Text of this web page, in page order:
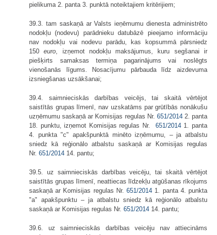
pielikuma 2. panta 3. punktā noteiktajiem kritērijiem;
39.3. tam saskaņā ar Valsts ieņēmumu dienesta administrēto
nodokļu (nodevu) parādnieku datubāzē pieejamo informāciju
nav nodokļu vai nodevu parādu, kas kopsummā pārsniedz
150
euro, izņemot nodokļu maksājumus, kuru segšanai ir
piešķirts samaksas termiņa pagarinājums vai noslēgts
vienošanās līgums. Nosacījumu pārbauda līdz aizdevuma
izsniegšanas uzsākšanai;
39.4. saimnieciskās darbības veicējs, tai skaitā vērtējot
saistītās grupas līmenī, nav uzskatāms par grūtībās nonākušu
uzņēmumu saskaņā ar Komisijas regulas Nr. 651/20142. panta
18. punktu, izņemot Komisijas regulas Nr. 651/20141. panta
4. punkta "c" apakšpunktā minēto izņēmumu, – ja atbalstu
sniedz kā reģionālo atbalstu saskaņā ar Komisijas regulas
Nr. 651/2014 14. pantu;
39.5. uz saimnieciskās darbības veicēju, tai skaitā vērtējot
saistītās grupas līmenī, neattiecas līdzekļu atgūšanas rīkojums
saskaņā ar Komisijas regulas Nr.651/2014 1. panta 4. punkta
"a" apakšpunktu – ja atbalstu sniedz kā reģionālo atbalstu
saskaņā ar Komisijas regulas Nr. 651/2014 14. pantu;
39.6. uz saimnieciskās darbības veicēju nav attiecināms